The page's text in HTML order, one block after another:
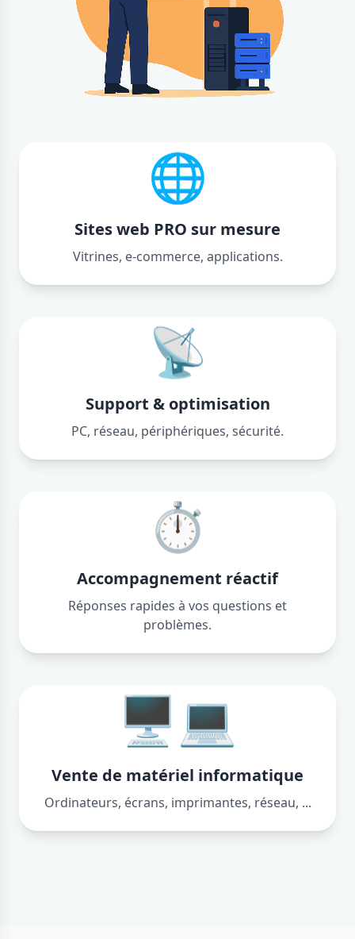
🌐
Sites web PRO sur mesure
Vitrines, e-commerce, applications.
📡
Support & optimisation
PC, réseau, périphériques, sécurité.
⏱️
Accompagnement réactif
Réponses rapides à vos questions et
problèmes.
🖥️💻
Vente de matériel informatique
Ordinateurs, écrans, imprimantes, réseau, ...